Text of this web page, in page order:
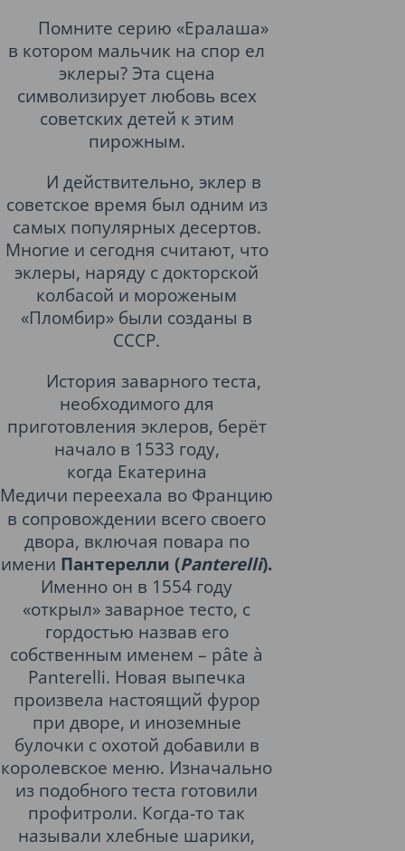
Помните серию «Ералаша»
в котором мальчик на спор ел
эклеры? Эта сцена
символизирует любовь всех
советских детей к этим
пирожным.
И действительно, эклер в
советское время был одним из
самых популярных десертов.
Многие и сегодня считают, что
эклеры, наряду с докторской
колбасой и мороженым
«Пломбир» были созданы в
СССР.
История заварного теста,
необходимого для
приготовления эклеров, берёт
начало в 1533 году,
когда Екатерина
Медичи переехала во Францию
в сопровождении всего своего
двора, включая повара по
имени Пантерелли (Panterelli).
Именно он в 1554 году
«открыл» заварное тесто, с
гордостью назвав его
собственным именем – pâte à
Panterelli. Новая выпечка
произвела настоящий фурор
при дворе, и иноземные
булочки с охотой добавили в
королевское меню. Изначально
из подобного теста готовили
профитроли. Когда-то так
называли хлебные шарики,